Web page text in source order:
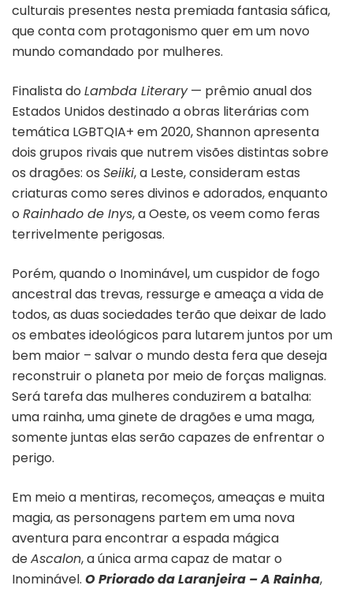
culturais presentes nesta premiada fantasia sáfica,
que conta com protagonismo quer em um novo
mundo comandado por mulheres.
Finalista do Lambda Literary— prêmio anual dos
Estados Unidos destinado a obras literárias com
temática LGBTQIA+ em 2020, Shannon apresenta
dois grupos rivais que nutrem visões distintas sobre
os dragões: os Seiiki, a Leste, consideram estas
criaturas como seres divinos e adorados, enquanto
o Rainhado de Inys, a Oeste, os veem como feras
terrivelmente perigosas.
Porém, quando o Inominável, um cuspidor de fogo
ancestral das trevas, ressurge e ameaça a vida de
todos, as duas sociedades terão que deixar de lado
os embates ideológicos para lutarem juntos por um
bem maior – salvar o mundo desta fera que deseja
reconstruir o planeta por meio de forças malignas.
Será tarefa das mulheres conduzirem a batalha:
uma rainha, uma ginete de dragões e uma maga,
somente juntas elas serão capazes de enfrentar o
perigo.
Em meio a mentiras, recomeços, ameaças e muita
magia, as personagens partem em uma nova
aventura para encontrar a espada mágica
deAscalon, a única arma capaz de matar o
Inominável. OPriorado da Laranjeira – A Rainha,